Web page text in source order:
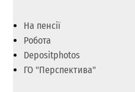
На пенсії
Робота
Depositphotos
ГО "Перспектива"